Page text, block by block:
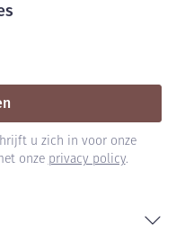
u zich in voor onze
onze privacy policy.